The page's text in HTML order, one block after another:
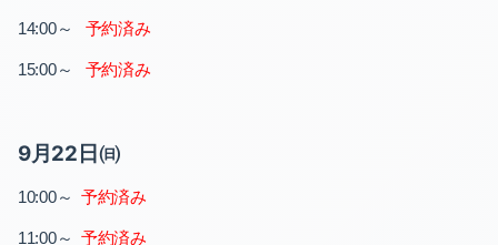
14:00～ 予約済み
15:00～ 予約済み
9月22日㈰
10:00～ 予約済み
11:00～ 予約済み